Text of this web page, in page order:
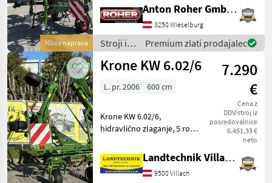
Nova naprava
Randstreueinrichtung *
LED-Beleuchtung
Nadmorska višina:
Hidravlična višina, priklopni
trosilec, o
Anton Roher GmbH (ACA Center Roher)
3250 Wieselburg
Stroji in
oprema
za žetev
spravilo
Premium zlati prodajalec
Krone KW 6.02/6
7.290
€
Cena z
DDV/stroj iz
posredovalnice
6.451,33 €
neto
L. pr. 2006 600 cm
Krone KW 6.02/6,
hidravlično zlaganje, 5 ročic
blažilne opore, podporne
noge spredaj in zadaj,
nastavitev kota trosenja,
Landtechnik Villach GmbH
9500 Villach